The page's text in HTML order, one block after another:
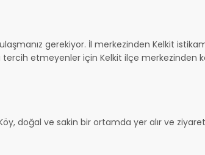
gerekiyor. İl merkezinden Kelkit
tercih etmeyenler için Kelkit ilçe merkezinden
doğal ve sakin bir ortamda yer alır ve